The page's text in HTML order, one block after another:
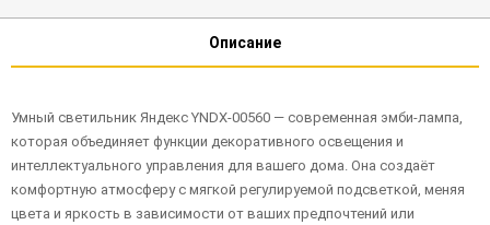
Описание
Умный светильник Яндекс YNDX-00560 — современная эмби-лампа,
которая объединяет функции декоративного освещения и
интеллектуального управления для вашего дома. Она создаёт
комфортную атмосферу с мягкой регулируемой подсветкой, меняя
цвета и яркость в зависимости от ваших предпочтений или